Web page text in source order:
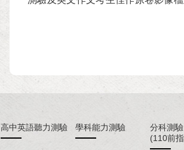
高中英語聽力測驗 學科能力測驗
分科測驗
(110前